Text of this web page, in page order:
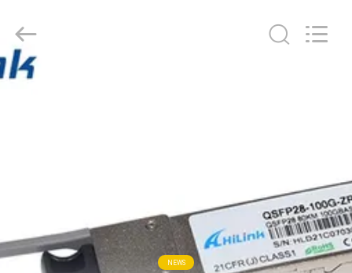
ΣΠΊΤΙ
ΕΜΆΣ
Technology
Co.,Ltd..
Rights
Reserved.
NEWS